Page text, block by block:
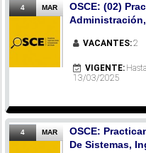
4 MAR
OSCE: (02)
VACANTES:2
VIGENTE:
13/03/2025
4 MAR
OSCE:
De Sistemas,